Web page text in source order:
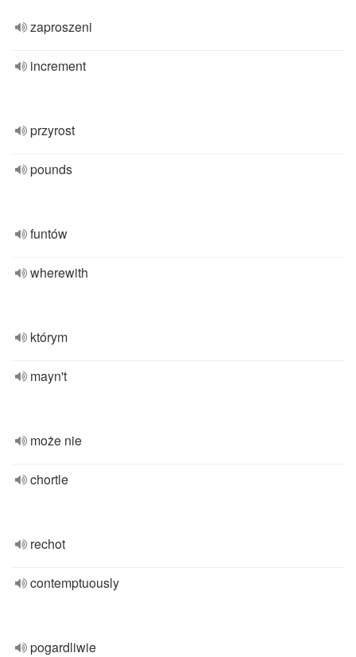
zaproszeni
increment
przyrost
pounds
funtów
wherewith
którym
mayn't
może nie
chortle
rechot
contemptuously
pogardliwie